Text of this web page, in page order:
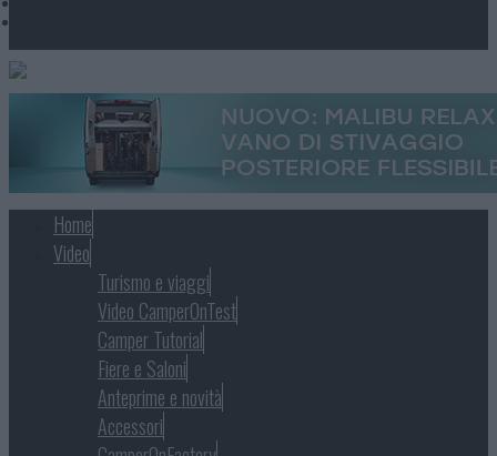
Home
Video
Turismo e viaggi
Video CamperOnTest
Camper Tutorial
Fiere e Saloni
Anteprime e novità
Accessori